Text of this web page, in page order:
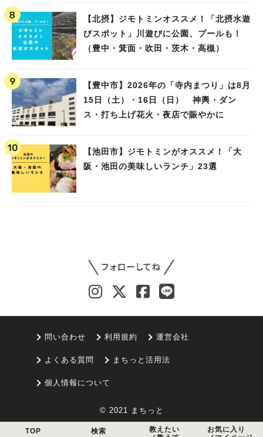
【北摂】ジモトミンオススメ！「北摂水遊
びスポット」川遊びに公園、プールも！
（豊中・箕面・吹田・茨木・高槻）
【豊中市】2026年の「寺内まつり」は8月
15日（土）・16日（日） 神輿・ダン
ス・打ち上げ花火・夜店で賑やかに
【池田市】ジモトミンがオススメ！「大
阪・池田の美味しいランチ」23選
問い合わせ 利用規約 運営会社
よくある質問 まちっと活用法
個人情報について
© 2021 まちっと
TOP 検索
教えたい
お気に入り